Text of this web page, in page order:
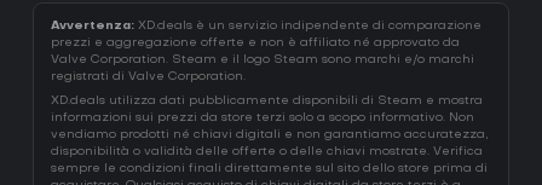
Avvertenza: XD.deals è un servizio indipendente di comparazione
prezzi e aggregazione offerte e non è affiliato né approvato da
Valve Corporation. Steam e il logo Steam sono marchi e/o marchi
registrati di Valve Corporation.
XD.deals utilizza dati pubblicamente disponibili di Steam e mostra
informazioni sui prezzi da store terzi solo a scopo informativo. Non
vendiamo prodotti né chiavi digitali e non garantiamo accuratezza,
disponibilità o validità delle offerte o delle chiavi mostrate. Verifica
sempre le condizioni finali direttamente sul sito dello store prima di